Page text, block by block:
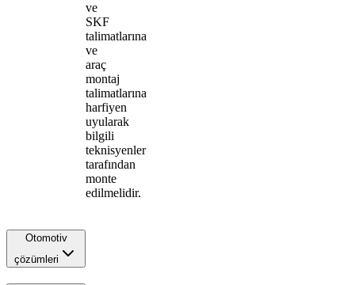
ve
SKF
talimatlarına
ve
araç
montaj
talimatlarına
harfiyen
uyularak
bilgili
teknisyenler
tarafından
monte
edilmelidir.
Otomotiv
çözümleri